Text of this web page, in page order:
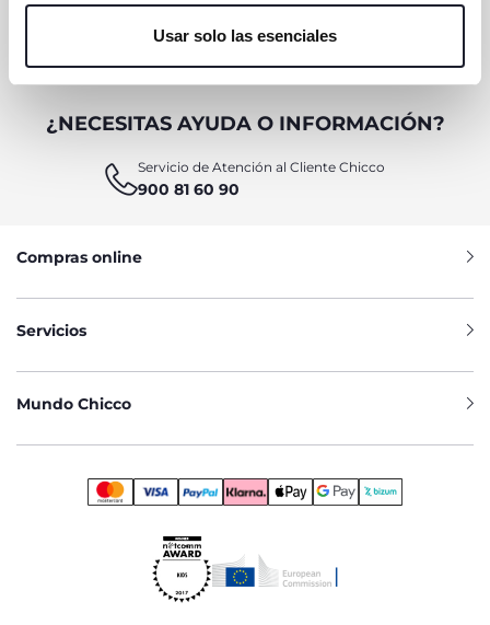
servicio solicitado.Usar solo las esenciales
¿NECESITAS AYUDA O INFORMACIÓN?
Servicio de Atención al Cliente Chicco
900 81 60 90
Compras online
Servicios
Mundo Chicco